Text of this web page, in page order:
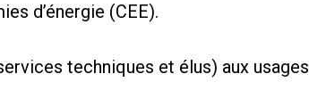
d’énergie (CEE).
techniques et élus) aux usages